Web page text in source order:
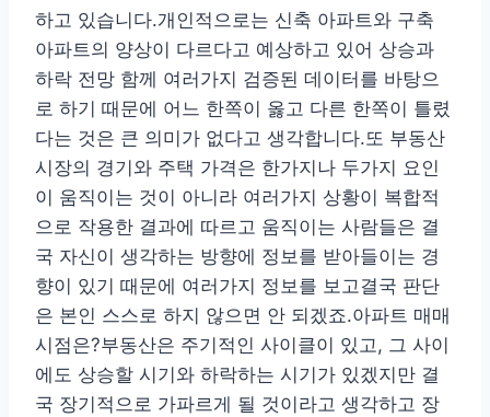
하고 있습니다.개인적으로는 신축 아파트와 구축
아파트의 양상이 다르다고 예상하고 있어 상승과
하락 전망 함께 여러가지 검증된 데이터를 바탕으
로 하기 때문에 어느 한쪽이 옳고 다른 한쪽이 틀렸
다는 것은 큰 의미가 없다고 생각합니다.또 부동산
시장의 경기와 주택 가격은 한가지나 두가지 요인
이 움직이는 것이 아니라 여러가지 상황이 복합적
으로 작용한 결과에 따르고 움직이는 사람들은 결
국 자신이 생각하는 방향에 정보를 받아들이는 경
향이 있기 때문에 여러가지 정보를 보고결국 판단
은 본인 스스로 하지 않으면 안 되겠죠.아파트 매매
시점은?부동산은 주기적인 사이클이 있고, 그 사이
에도 상승할 시기와 하락하는 시기가 있겠지만 결
국 장기적으로 가파르게 될 것이라고 생각하고 장